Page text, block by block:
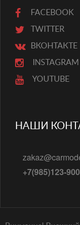
FACEBOOK
TWITTER
ВКОНТАКТЕ
INSTAGRAM
YOUTUBE
НАШИ
+7(985)123-